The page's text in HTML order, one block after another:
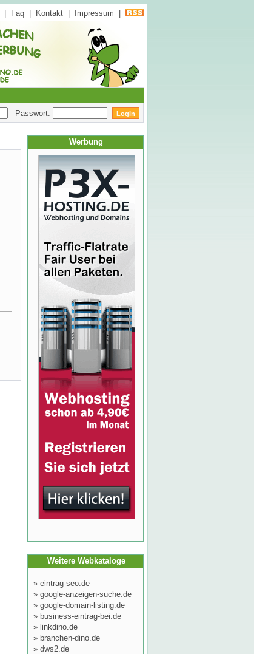
Faq Kontakt Impressum
Passwort:
Werbung
Weitere Webkataloge
» eintrag-seo.de
» google-anzeigen-suche.de
» google-domain-listing.de
» business-eintrag-bei.de
» linkdino.de
» branchen-dino.de
» dws2.de